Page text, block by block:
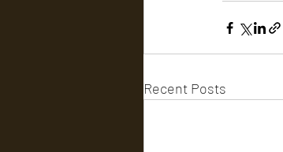
Recent Posts